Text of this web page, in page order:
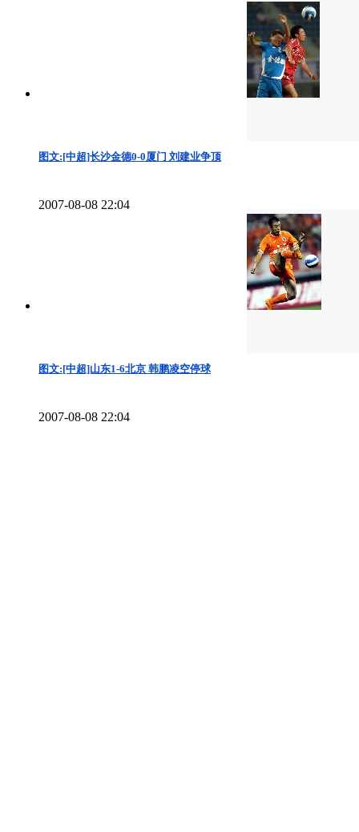
图文:[中超]长沙金德0-0厦门 刘建业争顶
2007-08-08 22:04
图文:[中超]山东1-6北京 韩鹏凌空停球
2007-08-08 22:04